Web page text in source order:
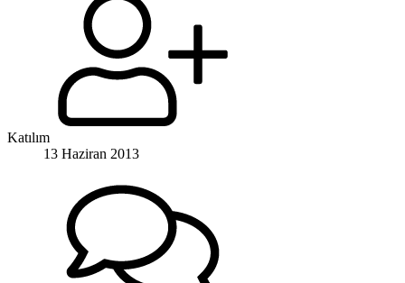
Katılım
13 Haziran 2013